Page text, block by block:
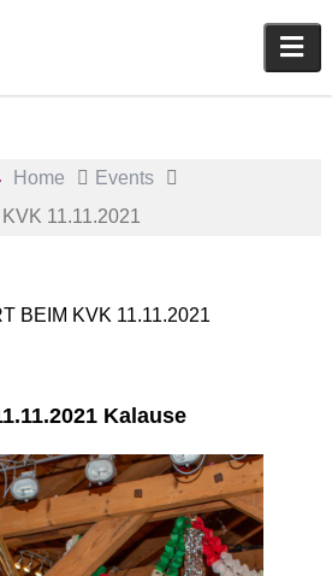
Home
Events
11.11.2021
November
d
m
i
E
t
s
BEIM KVK 11.11.2021
Kalause